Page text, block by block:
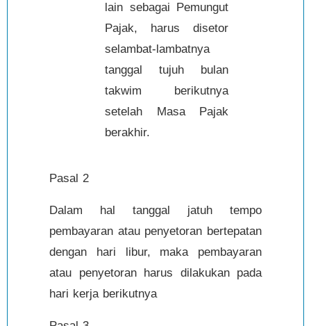
lain sebagai Pemungut
Pajak, harus disetor
selambat-lambatnya
tanggal tujuh bulan
takwim berikutnya
setelah Masa Pajak
berakhir.
Pasal 2
Dalam hal tanggal jatuh tempo
pembayaran atau penyetoran bertepatan
dengan hari libur, maka pembayaran
atau penyetoran harus dilakukan pada
hari kerja berikutnya